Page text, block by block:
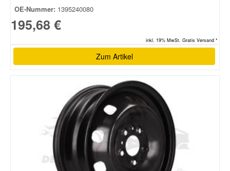
OE-Nummer: 1395240080
195,68 €
inkl. 19% MwSt. Gratis Versand *
Zum Artikel